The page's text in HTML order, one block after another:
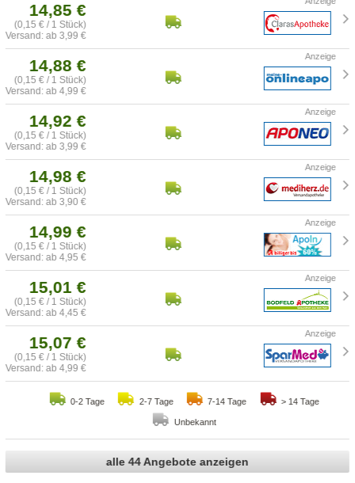
14,85 €
(0,15 € / 1 Stück)
Versand: ab 3,99 €
14,88 €
(0,15 € / 1 Stück)
Versand: ab 4,99 €
14,92 €
(0,15 € / 1 Stück)
Versand: ab 3,99 €
14,98 €
(0,15 € / 1 Stück)
Versand: ab 3,90 €
14,99 €
(0,15 € / 1 Stück)
Versand: ab 4,95 €
15,01 €
(0,15 € / 1 Stück)
Versand: ab 4,45 €
15,07 €
(0,15 € / 1 Stück)
Versand: ab 4,99 €
0-2 Tage 2-7 Tage 7-14 Tage > 14 Tage
Unbekannt
alle 44 Angebote anzeigen